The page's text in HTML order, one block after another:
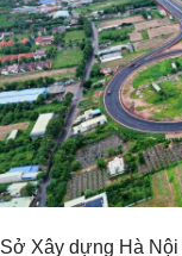
Sở Xây dựng Hà